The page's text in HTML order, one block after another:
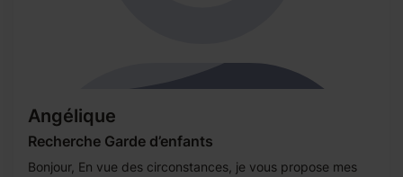
Angélique
Recherche Garde d’enfants
Bonjour, En vue des circonstances, je vous propose mes